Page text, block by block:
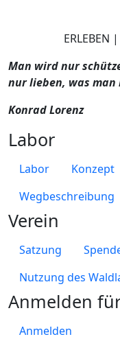
ERLEBEN
Man wird nur
nur lieben, was man
Konrad Lorenz
Labor
Labor Konzept
Wegbeschreibung
Verein
Satzung
Nutzung des
Anmelden
Anmelden